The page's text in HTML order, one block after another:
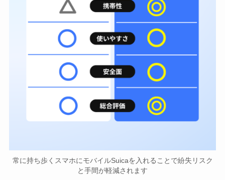
常に持ち歩くスマホにモバイルSuicaを入れることで紛失リスク
と手間が軽減されます